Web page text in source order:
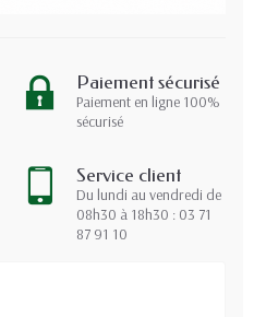
Paiement sécurisé
Paiement en ligne 100%
sécurisé
Service client
Du lundi au vendredi de
08h30 à 18h30 : 03 71
87 91 10